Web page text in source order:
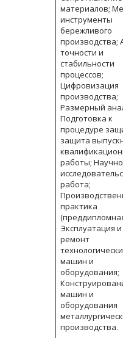
материалов;
инструменты
бережливого
производства;
точности и
стабильности
процессов;
Цифровизация
производства;
Размерный
Подготовка к
процедуре
защита
работы;
работа;
практика
Эксплуатация и
ремонт
машин и
оборудования;
машин и
оборудования
производства.